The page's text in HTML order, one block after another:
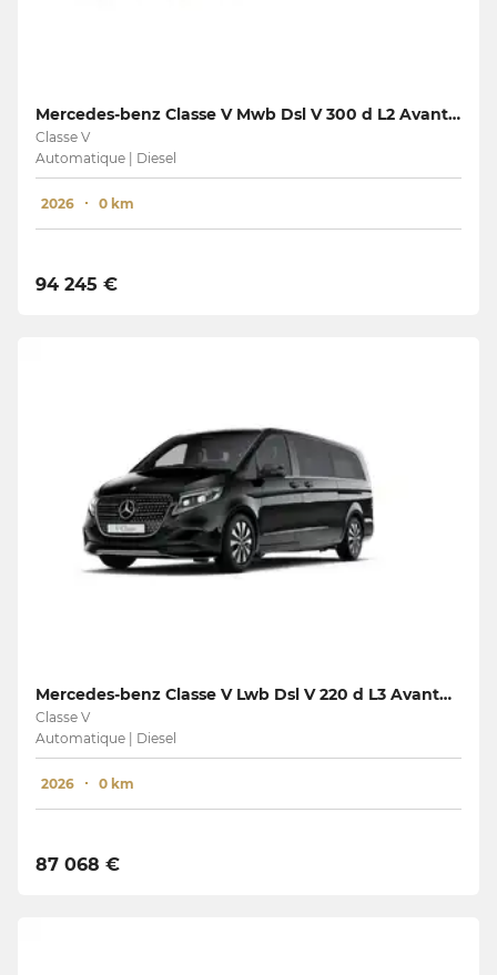
Mercedes-benz Classe V Mwb Dsl V 300 d L2 Avantgarde
Classe V
Automatique | Diesel
2026 0 km
94 245 €
Mercedes-benz Classe V Lwb Dsl V 220 d L3 Avantgarde
Classe V
Automatique | Diesel
2026 0 km
87 068 €